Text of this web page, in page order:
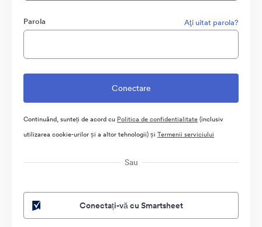
Parola Aţi uitat parola?
Continuând, sunteți de acord cu Politica de confidentialitate(inclusiv
utilizarea cookie-urilor și a altor tehnologii) și Termenii serviciului
Sau
Conectați-vă cu Smartsheet